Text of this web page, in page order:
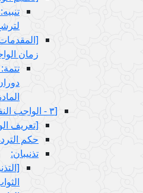
زمان
[٣ - الواجب النفسي و الواجب الغيري‏]
[تعريف
حكم
تذنيبان: